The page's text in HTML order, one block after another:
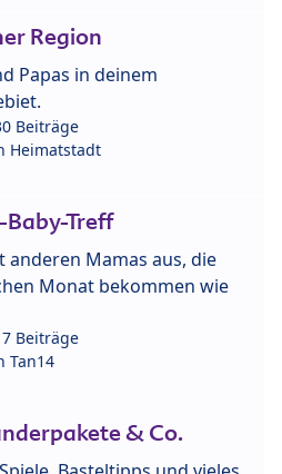
Region
Papas in deinem
Beiträge
Heimatstadt
Treff
anderen Mamas aus, die
Monat bekommen wie
Beiträge
Tan14
& Co.